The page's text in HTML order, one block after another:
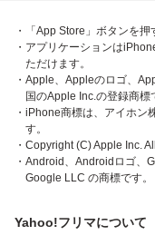
・「App Store」ボタンを
・アプリケーションは
ただけます。
・Apple、Appleのロゴ、
国のApple Inc.の登録商標
・iPhone商標は、アイホン
す。
・Copyright (C) Apple Inc.
・Android、Androidロゴ、
Google LLC の商標です。
Yahoo!フリマについて